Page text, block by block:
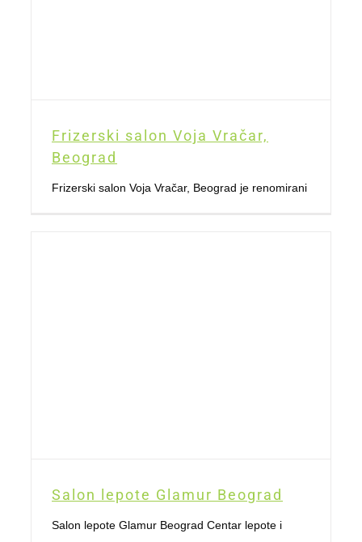
Frizerski salon Voja Vračar,
Beograd
Frizerski salon Voja Vračar, Beograd je renomirani
Salon lepote Glamur Beograd
Salon lepote Glamur Beograd Centar lepote i